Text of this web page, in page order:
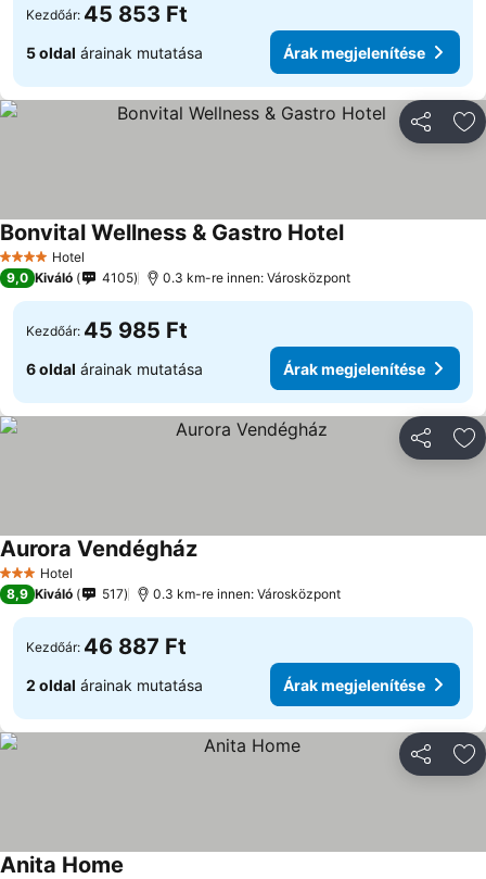
Kezdőár: 45 853 Ft
5 oldal árainak mutatása Árak megjelenítése
4 KategóriaHotel
Bonvital Wellness & Gastro HotelÁrak
9,0 Kiváló 4105 0.3 km-re innen: Városközpont
Kezdőár: 45 985 Ft
6 oldal árainak mutatása Árak megjelenítése
3 Kategória
Hotel
Aurora VendégházÁrak megjelenítése
8,9 Kiváló 517 0.3 km-re innen: Városközpont
Kezdőár: 46 887 Ft
2 oldal árainak mutatása Árak megjelenítése
Anita Home